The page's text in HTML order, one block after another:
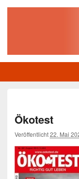
Ökotest
Veröffentlicht22. Mai